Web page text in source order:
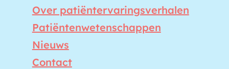
Over patiëntervaringsverhalen
Patiëntenwetenschappen
Nieuws
Contact